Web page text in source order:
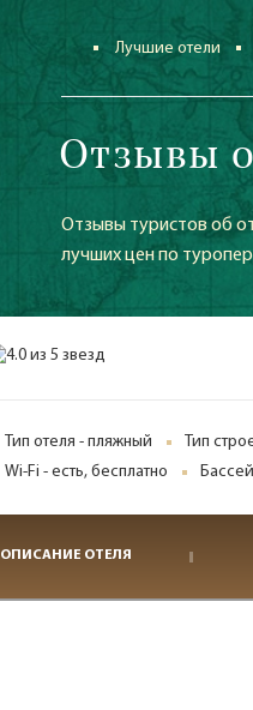
Лучшие отели
Отзывы
Отзывы туристов об
лучших цен по
Тип отеля - пляжный Тип
Wi-Fi - есть, бесплатно
ОПИСАНИЕ ОТЕЛЯ